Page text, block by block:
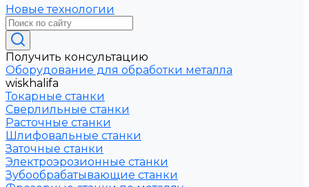
Новые технологии
Получить консультацию
Оборудование для обработки металла
wiskhalifa
Токарные станки
Сверлильные станки
Расточные станки
Шлифовальные станки
Заточные станки
Электроэрозионные станки
Зубообрабатывающие станки